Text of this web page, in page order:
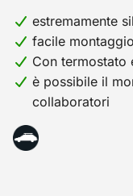
estremamente
facile montaggio
Con termostato
è possibile il
collaboratori